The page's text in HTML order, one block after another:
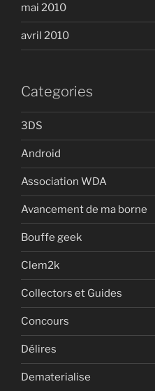
mai 2010
avril 2010
Categories
3DS
Android
Association WDA
Avancement de ma borne
Bouffe geek
Clem2k
Collectors et Guides
Concours
Délires
Dematerialise